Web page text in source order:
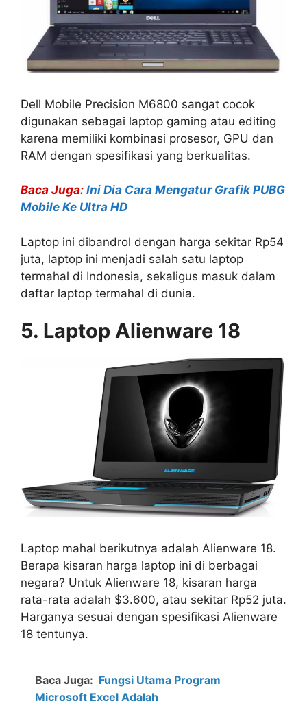
Dell Mobile Precision M6800 sangat cocok
digunakan sebagai laptop gaming atau editing
karena memiliki kombinasi prosesor, GPU dan
RAM dengan spesifikasi yang berkualitas.
Baca Juga: Ini Dia Cara Mengatur Grafik PUBG
Mobile Ke Ultra HD
Laptop ini dibandrol dengan harga sekitar Rp54
juta, laptop ini menjadi salah satu laptop
termahal di Indonesia, sekaligus masuk dalam
daftar laptop termahal di dunia.
5. Laptop Alienware 18
Laptop mahal berikutnya adalah Alienware 18.
Berapa kisaran harga laptop ini di berbagai
negara? Untuk Alienware 18, kisaran harga
rata-rata adalah $3.600, atau sekitar Rp52 juta.
Harganya sesuai dengan spesifikasi Alienware
18 tentunya.
Baca Juga: Fungsi Utama Program
Microsoft Excel Adalah